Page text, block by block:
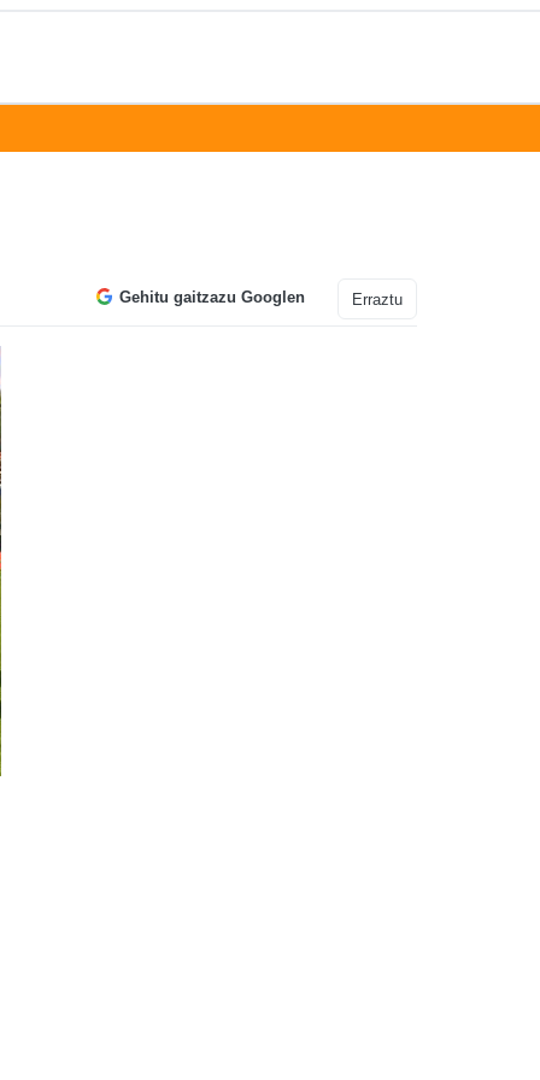
Gehitu gaitzazu Googlen Erraztu